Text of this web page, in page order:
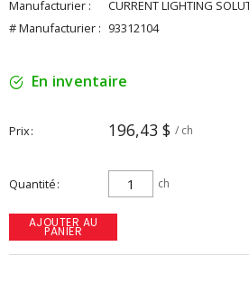
Manufacturier :
CURRENT LIGHTING
# Manufacturier : 93312104
En inventaire
Prix 196,43 $ / ch
Quantité ch
AJOUTER AU
PANIER